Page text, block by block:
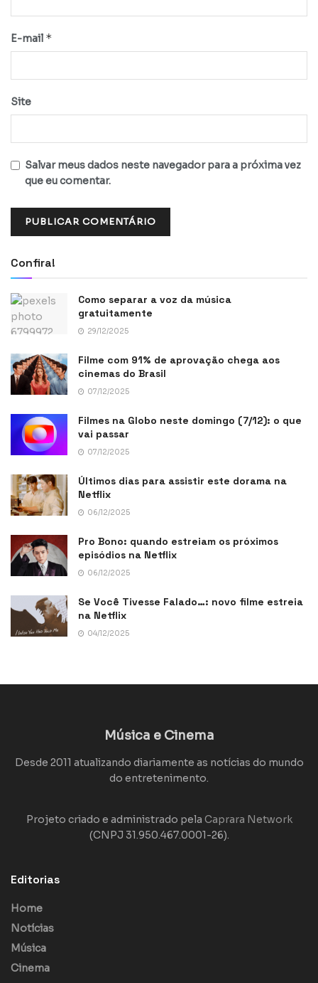
E-mail *
Site
Salvar meus dados neste navegador para a próxima vez
que eu comentar.
Confira!
Como separar a voz da música
gratuitamente
29/12/2025
Filme com 91% de aprovação chega aos
cinemas do Brasil
07/12/2025
Filmes na Globo neste domingo (7/12): o que
vai passar
07/12/2025
Últimos dias para assistir este dorama na
Netflix
06/12/2025
Pro Bono: quando estreiam os próximos
episódios na Netflix
06/12/2025
Se Você Tivesse Falado…: novo filme estreia
na Netflix
04/12/2025
Música e Cinema
Desde 2011 atualizando diariamente as notícias do mundo
do entretenimento.
Projeto criado e administrado pela Caprara Network
(CNPJ 31.950.467.0001-26).
Editorias
Home
Notícias
Música
Cinema